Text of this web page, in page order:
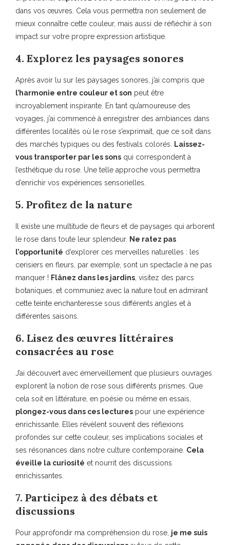
dans vos œuvres. Cela vous permettra non seulement de
mieux connaître cette couleur, mais aussi de réfléchir à son
impact sur votre propre expression artistique.
4. Explorez les paysages sonores
Après avoir lu sur les paysages sonores, j’ai compris que
l’harmonie entre couleur et son peut être
incroyablement inspirante. En tant qu’amoureuse des
voyages, j’ai commencé à enregistrer des ambiances dans
différentes localités où le rose s’exprimait, que ce soit dans
des marchés typiques ou des festivals colorés. Laissez-
vous transporter par les sons qui correspondent à
l’esthétique du rose. Une telle approche vous permettra
d’enrichir vos expériences sensorielles.
5. Profitez de la nature
Il existe une multitude de fleurs et de paysages qui arborent
le rose dans toute leur splendeur. Ne ratez pas
l’opportunité d’explorer ces merveilles naturelles : les
cerisiers en fleurs, par exemple, sont un spectacle à ne pas
manquer ! Flânez dans les jardins, visitez des parcs
botaniques, et communiez avec la nature tout en admirant
cette teinte enchanteresse sous différents angles et à
différentes saisons.
6. Lisez des œuvres littéraires
consacrées au rose
J’ai découvert avec émerveillement que plusieurs ouvrages
explorent la notion de rose sous différents prismes. Que
cela soit en littérature, en poésie ou même en essais,
plongez-vous dans ces lectures pour une expérience
enrichissante. Elles révèlent souvent des réflexions
profondes sur cette couleur, ses implications sociales et
ses résonances dans notre culture contemporaine. Cela
éveille la curiosité et nourrit des discussions
enrichissantes.
7. Participez à des débats et
discussions
Pour approfondir ma compréhension du rose, je me suis